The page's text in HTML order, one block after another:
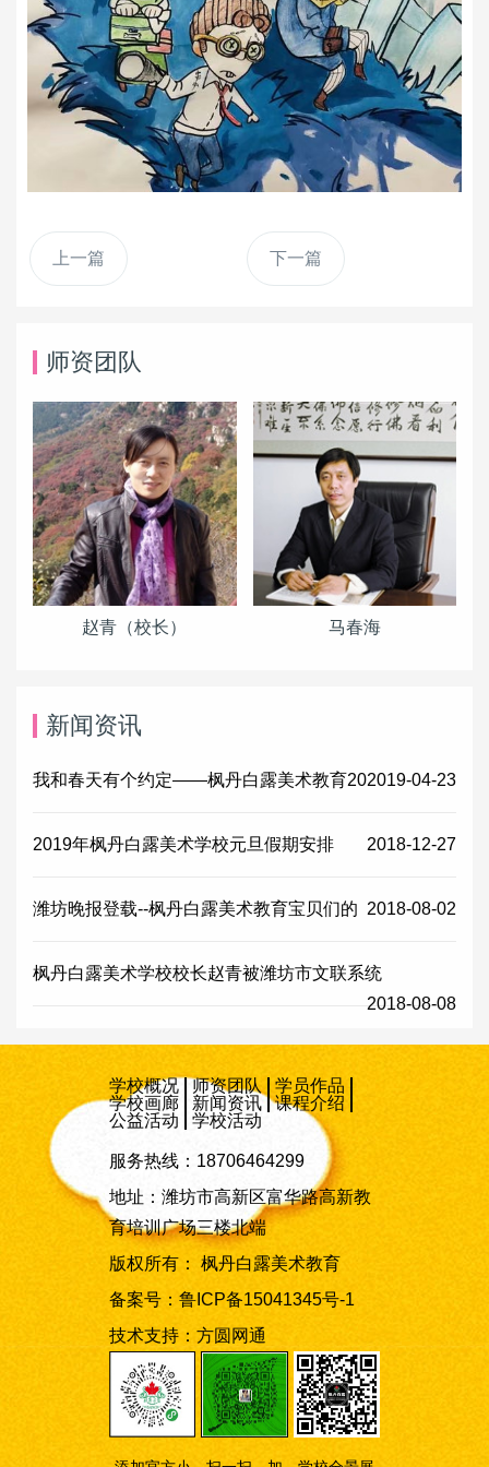
上一篇 下一篇
师资团队
赵青（校长） 马春海
新闻资讯
我和春天有个约定——枫丹白露美术教育202019-04-23
2019年枫丹白露美术学校元旦假期安排 2018-12-27
潍坊晚报登载--枫丹白露美术教育宝贝们的 2018-08-02
枫丹白露美术学校校长赵青被潍坊市文联系统
2018-08-08
学校概况 师资团队
学员作品
学校画廊
新闻资讯
课程介绍
公益活动
学校活动
服务热线：18706464299
地址：潍坊市高新区富华路高新教
育培训广场三楼北端
版权所有： 枫丹白露美术教育
备案号： 鲁ICP备15041345号-1
技术支持： 方圆网通